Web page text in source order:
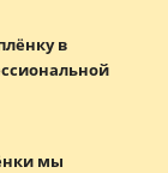
в
мы